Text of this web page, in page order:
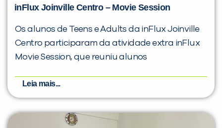
inFlux Joinville Centro – Movie Session
Os alunos de Teens e Adults da inFlux Joinville
Centro participaram da atividade extra inFlux
Movie Session, que reuniu alunos
Leia mais...